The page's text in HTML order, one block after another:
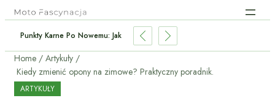
Najoszczędniejszy Napęd Dla Kierowcy?
Home
Artykuły
Kiedy zmienić opony na zimowe? Praktyczny poradnik.
ARTYKUŁY